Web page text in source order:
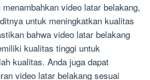
video latar belakang,
untuk meningkatkan kualitas
bahwa video latar belakang
kualitas tinggi untuk
kualitas. Anda juga dapat
video latar belakang sesuai